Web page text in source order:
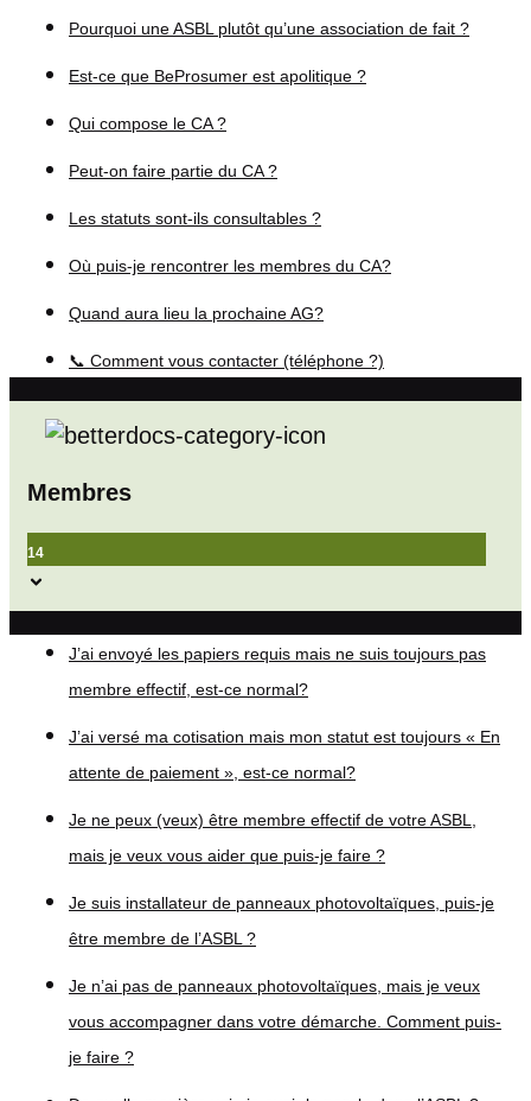
Pourquoi une ASBL plutôt qu’une association de fait ?
Est-ce que BeProsumer est apolitique ?
Qui compose le CA ?
Peut-on faire partie du CA ?
Les statuts sont-ils consultables ?
Où puis-je rencontrer les membres du CA?
Quand aura lieu la prochaine AG?
📞 Comment vous contacter (téléphone ?)
Membres
14
J’ai envoyé les papiers requis mais ne suis toujours pas
membre effectif, est-ce normal?
J’ai versé ma cotisation mais mon statut est toujours « En
attente de paiement », est-ce normal?
Je ne peux (veux) être membre effectif de votre ASBL,
mais je veux vous aider que puis-je faire ?
Je suis installateur de panneaux photovoltaïques, puis-je
être membre de l’ASBL ?
Je n’ai pas de panneaux photovoltaïques, mais je veux
vous accompagner dans votre démarche. Comment puis-
je faire ?